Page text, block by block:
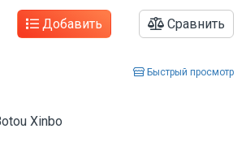
Добавить Сравнить
Быстрый просмотр
Xinbo